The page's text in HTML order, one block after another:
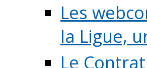
Les
la Ligue,
Le